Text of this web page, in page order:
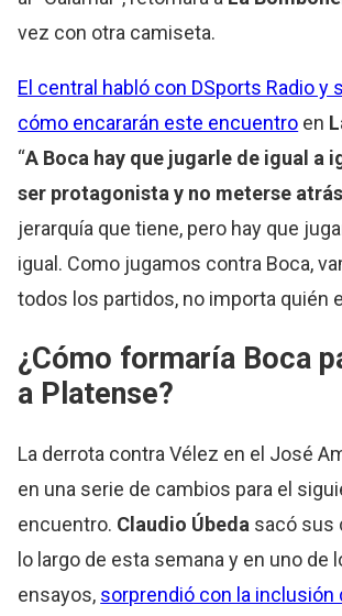
vez con otra camiseta.
El central habló con DSports Radio y
cómo encararán este encuentro en
“A Boca hay que jugarle de igual a
ser protagonista y no meterse atrás
jerarquía que tiene, pero hay que
igual. Como jugamos contra Boca,
todos los partidos, no importa quién
¿Cómo formaría Boca
a Platense?
La derrota contra Vélez en el José
en una serie de cambios para el
encuentro. Claudio Úbeda sacó sus
lo largo de esta semana y en uno de
ensayos, sorprendió con la inclusión